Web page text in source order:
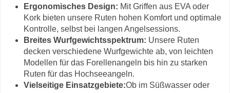
Ergonomisches Design: Mit Griffen aus EVA oder
Kork bieten unsere Ruten hohen Komfort und optimale
Kontrolle, selbst bei langen Angelsessions.
Breites Wurfgewichtsspektrum: Unsere Ruten
decken verschiedene Wurfgewichte ab, von leichten
Modellen für das Forellenangeln bis hin zu starken
Ruten für das Hochseeangeln.
Vielseitige Einsatzgebiete:Ob im Süßwasser oder